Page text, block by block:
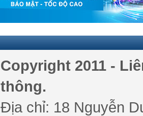
Copyright 2011 -
thông.
Địa chỉ: 18 Nguyễn